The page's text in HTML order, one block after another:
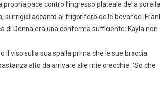
pace contro l’ingresso plateale della
irrigidì accanto al frigorifero delle bevande.
di Donna era una conferma sufficiente: Kayla non
viso sulla sua spalla prima che le sue braccia
alto da arrivare alle mie orecchie. “So che